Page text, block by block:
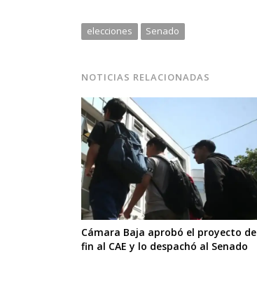
elecciones Senado
NOTICIAS RELACIONADAS
Cámara Baja aprobó el proyecto de
fin al CAE y lo despachó al Senado